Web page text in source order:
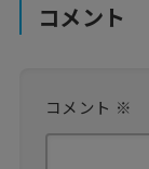
コメント
コメント ※